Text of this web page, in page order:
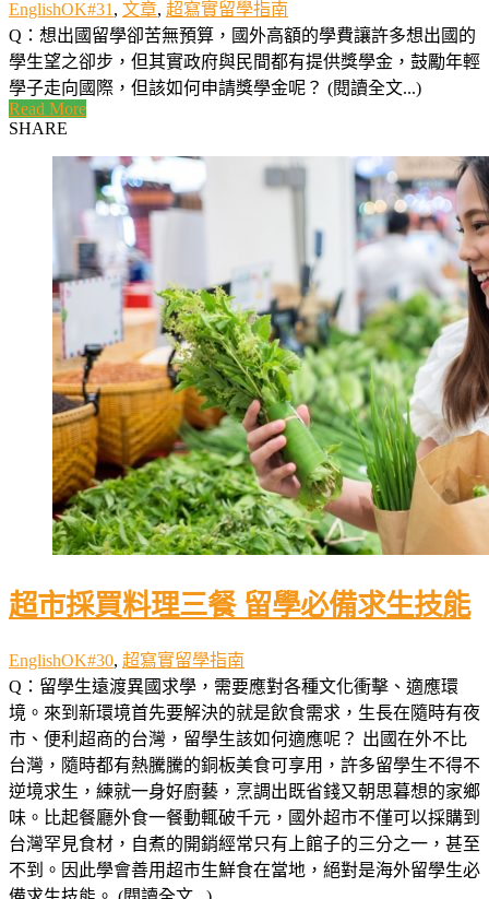
EnglishOK#31 , 文章, 超寫實留學指南
Q：想出國留學卻苦無預算，國外高額的學費讓許多想出國的
學生望之卻步，但其實政府與民間都有提供獎學金，鼓勵年輕
學子走向國際，但該如何申請獎學金呢？ (閱讀全文...)
Read More
SHARE
超市採買料理三餐 留學必備求生技能
EnglishOK#30, 超寫實留學指南
Q：留學生遠渡異國求學，需要應對各種文化衝擊、適應環
境。來到新環境首先要解決的就是飲食需求，生長在隨時有夜
市、便利超商的台灣，留學生該如何適應呢？ 出國在外不比
台灣，隨時都有熱騰騰的銅板美食可享用，許多留學生不得不
逆境求生，練就一身好廚藝，烹調出既省錢又朝思暮想的家鄉
味。比起餐廳外食一餐動輒破千元，國外超市不僅可以採購到
台灣罕見食材，自煮的開銷經常只有上館子的三分之一，甚至
不到。因此學會善用超市生鮮食在當地，絕對是海外留學生必